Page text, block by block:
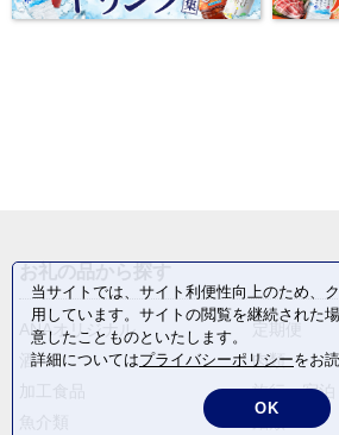
ANAオリジナル
酒
肉類
旅行・宿泊
当サイトでは、サイト利便性向上のため、
用しています。サイトの閲覧を継続された
意したことものといたします。
詳細についてはプライバシーポリシーをお
OK